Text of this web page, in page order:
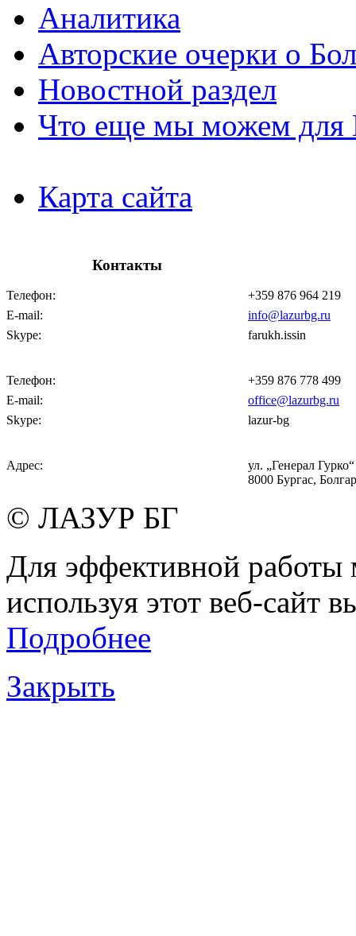
Аналитика
Авторские очерки о
Новостной раздел
Что еще мы можем для
Карта сайта
Контакты
Телефон:
+359 876 964 219
E-mail:
info@lazurbg.ru
Skype:
farukh.issin
Телефон:
+359 876 778 499
E-mail:
office@lazurbg.ru
Skype:
lazur-bg
Адрес:
ул. „Генерал
8000 Бургас,
© ЛАЗУР БГ
Для эффективной работы
используя этот веб-сайт
Подробнее
Закрыть